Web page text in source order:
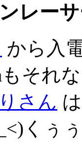
レー
から入
もそれ
さん
くぅ